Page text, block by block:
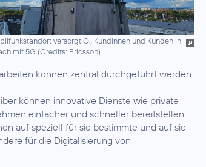
versorgt O2Kundinnen und Kunden in
mit 5G (Credits: Ericsson)
können zentral durchgeführt werden.
können innovative Dienste wie private
einfacher und schneller bereitstellen.
auf speziell für sie bestimmte und auf sie
für die Digitalisierung von